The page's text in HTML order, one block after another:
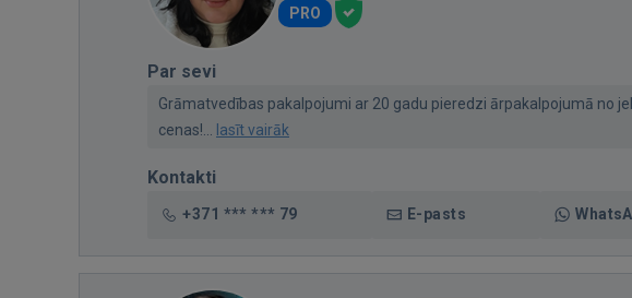
PRO
Par sevi
Grāmatvedības pakalpojumi ar 20 gadu pieredzi ārpakalpojumā no
cenas!...
lasīt vairāk
Kontakti
+371 *** *** 79 E-pasts